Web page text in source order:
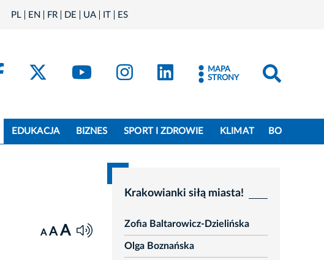
PL EN FR DE UA IT ES
FacebookKraków - X
Kraków - YouTube
Kraków - Instagram
Kraków - LinkedIn
MAPA
STRONY
EDUKACJA BIZNES SPORT I ZDROWIE KLIMAT BO
A A A
Krakowianki siłą miasta!
Zofia Baltarowicz-Dzielińska
Olga Boznańska